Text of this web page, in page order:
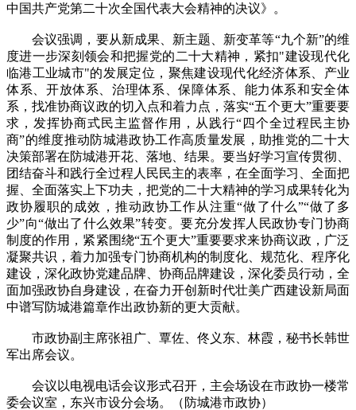
中国共产党第二十次全国代表大会精神的决议》。
会议强调，要从新成果、新主题、新变革等“九个新”的维
度进一步深刻领会和把握党的二十大精神，紧扣"建设现代化
临港工业城市"的发展定位，聚焦建设现代化经济体系、产业
体系、开放体系、治理体系、保障体系、能力体系和安全体
系，找准协商议政的切入点和着力点，落实“五个更大”重要要
求，发挥协商式民主监督作用，从践行“四个全过程民主协
商”的维度推动防城港政协工作高质量发展，助推党的二十大
决策部署在防城港开花、落地、结果。要当好学习宣传贯彻、
团结奋斗和践行全过程人民民主的表率，在全面学习、全面把
握、全面落实上下功夫，把党的二十大精神的学习成果转化为
政协履职的成效，推动政协工作从注重“做了什么”“做了多
少”向“做出了什么效果”转变。要充分发挥人民政协专门协商
制度的作用，紧紧围绕“五个更大”重要要求来协商议政，广泛
凝聚共识，着力加强专门协商机构的制度化、规范化、程序化
建设，深化政协党建品牌、协商品牌建设，深化委员行动，全
面加强政协自身建设，在奋力开创新时代壮美广西建设新局面
中谱写防城港篇章作出政协新的更大贡献。
市政协副主席张祖广、覃佐、佟义东、林霞，秘书长韩世
军出席会议。
会议以电视电话会议形式召开，主会场设在市政协一楼常
委会议室，东兴市设分会场。（防城港市政协）